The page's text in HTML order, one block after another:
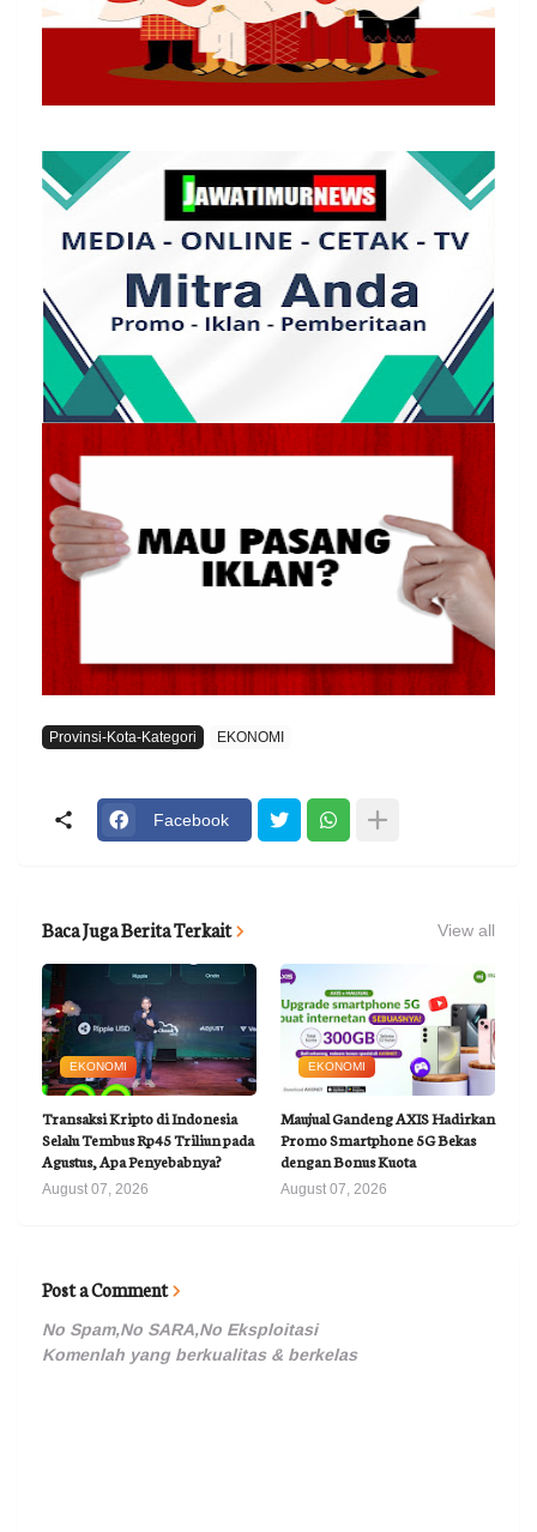
Provinsi-Kota-Kategori EKONOMI
Facebook
Baca Juga Berita Terkait View all
EKONOMI
Transaksi Kripto di Indonesia
Selalu Tembus Rp45 Triliun pada
Agustus, Apa Penyebabnya?
August 07, 2026
EKONOMI
Maujual Gandeng AXIS Hadirkan
Promo Smartphone 5G Bekas
dengan Bonus Kuota
August 07, 2026
Post a Comment
No Spam,No SARA,No Eksploitasi
Komenlah yang berkualitas & berkelas